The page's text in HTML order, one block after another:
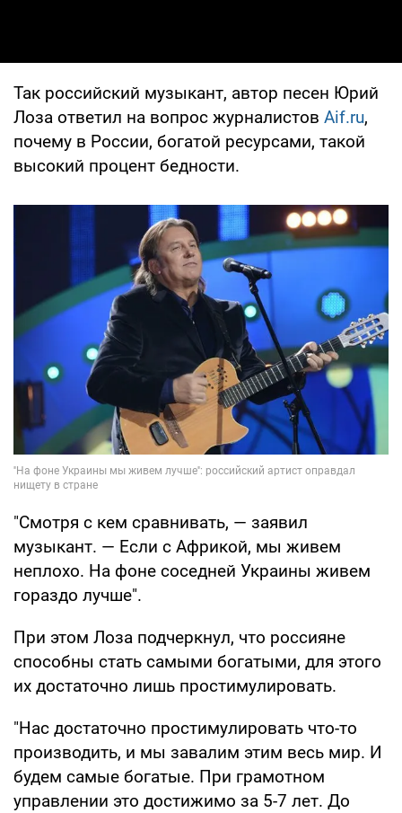
Так российский музыкант, автор песен Юрий
Лоза ответил на вопрос журналистов Aif.ru,
почему в России, богатой ресурсами, такой
высокий процент бедности.
"Смотря с кем сравнивать, — заявил
музыкант. — Если с Африкой, мы живем
неплохо. На фоне соседней Украины живем
гораздо лучше".
При этом Лоза подчеркнул, что россияне
способны стать самыми богатыми, для этого
их достаточно лишь простимулировать.
"Нас достаточно простимулировать что-то
производить, и мы завалим этим весь мир. И
будем самые богатые. При грамотном
управлении это достижимо за 5-7 лет. До